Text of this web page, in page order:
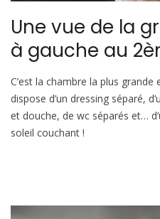
Une vue de la
à gauche au
C’est la chambre la plus grande
dispose d’un dressing séparé,
et douche, de wc séparés et…
soleil couchant !